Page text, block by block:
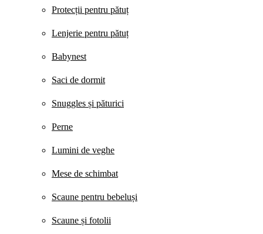
Protecții pentru pătuț
Lenjerie pentru pătuț
Babynest
Saci de dormit
Snuggles și păturici
Perne
Lumini de veghe
Mese de schimbat
Scaune pentru bebeluși
Scaune și fotolii